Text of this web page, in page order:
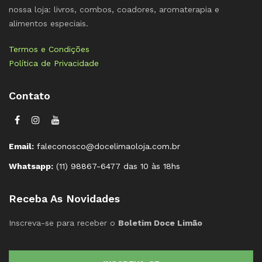
nossa loja: livros, combos, coadores, aromaterapia e
alimentos especiais.
Termos e Condições
Política de Privacidade
Contato
Email: faleconosco@docelimaoloja.com.br
Whatsapp: (11) 98867-6477 das 10 às 18hs
Receba As Novidades
Inscreva-se para receber o Boletim Doce Limão